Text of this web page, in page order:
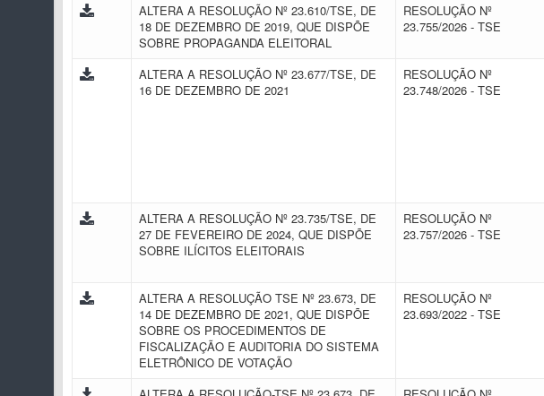
ALTERA A RESOLUÇÃO Nº 23.610/TSE, DE
18 DE DEZEMBRO DE 2019, QUE DISPÕE
SOBRE PROPAGANDA ELEITORAL
RESOLUÇÃO Nº
23.755/2026 - TSE
ALTERA A RESOLUÇÃO Nº 23.677/TSE, DE
16 DE DEZEMBRO DE 2021
RESOLUÇÃO Nº
23.748/2026 - TSE
ALTERA A RESOLUÇÃO Nº 23.735/TSE, DE
27 DE FEVEREIRO DE 2024, QUE DISPÕE
SOBRE ILÍCITOS ELEITORAIS
RESOLUÇÃO Nº
23.757/2026 - TSE
ALTERA A RESOLUÇÃO TSE Nº 23.673, DE
14 DE DEZEMBRO DE 2021, QUE DISPÕE
SOBRE OS PROCEDIMENTOS DE
FISCALIZAÇÃO E AUDITORIA DO SISTEMA
ELETRÔNICO DE VOTAÇÃO
RESOLUÇÃO Nº
23.693/2022 - TSE